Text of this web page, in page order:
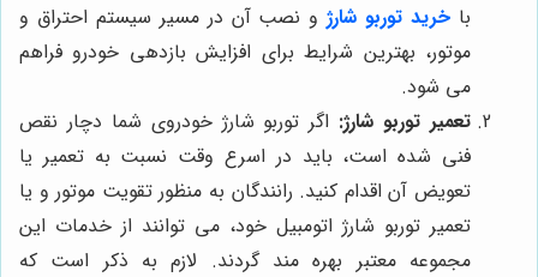
با خرید توربو شارژو نصب آن در مسیر سیستم احتراق و
موتور، بهترین شرایط برای افزایش بازدهی خودرو فراهم
می شود.
تعمیر توربو شارژ: اگر توربو شارژ خودروی شما دچار نقص
فنی شده است، باید در اسرع وقت نسبت به تعمیر یا
تعویض آن اقدام کنید. رانندگان به منظور تقویت موتور و یا
تعمیر توربو شارژ اتومبیل خود، می توانند از خدمات این
مجموعه معتبر بهره مند گردند. لازم به ذکر است که